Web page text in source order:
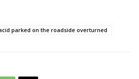
parked on the roadside overturned